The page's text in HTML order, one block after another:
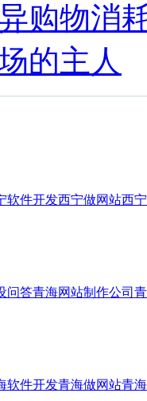
购物消
的主人
软件开发西宁做网站西
问答青海网站制作公司
软件开发青海做网站青